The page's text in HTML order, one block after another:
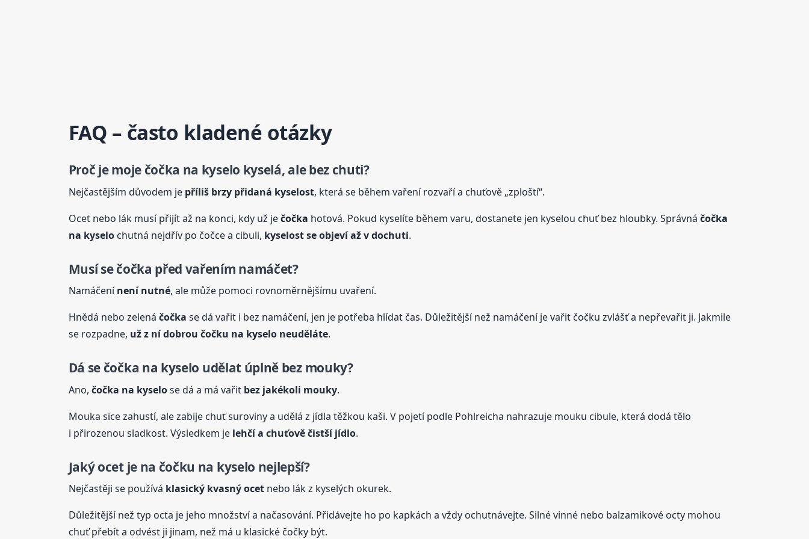
FAQ – často kladené otázky
Proč je moje čočka na kyselo kyselá, ale bez chuti?
Nejčastějším důvodem je příliš brzy přidaná kyselost, která se během vaření rozvaří a chuťově „zploští“.
Ocet nebo lák musí přijít až na konci, kdy už ječočka hotová. Pokud kyselíte během varu, dostanete jen kyselou chuť bez hloubky. Správná čočka
na kyselochutná nejdřív po čočce a cibuli, kyselost se objeví až v dochuti.
Musí sečočka před vařením namáčet?
Namáčenínení nutné, ale může pomoci rovnoměrnějšímu uvaření.
Hnědá nebo zelená čočka se dá vařit i bez namáčení, jen je potřeba hlídat čas. Důležitější než namáčení je vařit čočku zvlášť a nepřevařit ji. Jakmile
se rozpadne, už z ní dobrou čočku na kyseloneuděláte.
Dá se čočka na kyselo udělat úplně bez mouky?
Ano, čočka na kyselose dá a má vařit bez jakékoli mouky.
Mouka sice zahustí, ale zabije chuť suroviny a udělá z jídla těžkou kaši. V pojetí podle Pohlreicha nahrazuje mouku cibule, která dodá tělo
i přirozenou sladkost. Výsledkem je lehčí a chuťově čistší jídlo.
Jaký ocet je na čočku na kyselo nejlepší?
Nejčastěji se používá klasický kvasný ocetnebo lák z kyselých okurek.
Důležitější než typ octa je jeho množství a načasování. Přidávejte ho po kapkách a vždy ochutnávejte. Silné vinné nebo balzamikové octy mohou
chuť přebít a odvést ji jinam, než má u klasické čočky být.